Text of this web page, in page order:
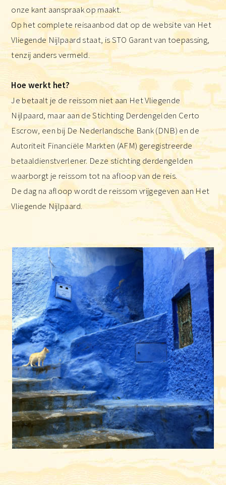
onze kant aanspraak op maakt.
Op het complete reisaanbod dat op de website van Het
Vliegende Nijlpaard staat, is STO Garant van toepassing,
tenzij anders vermeld.
Hoe werkt het?
Je betaalt je de reissom niet aan Het Vliegende
Nijlpaard, maar aan de Stichting Derdengelden Certo
Escrow, een bij De Nederlandsche Bank (DNB) en de
Autoriteit Financiële Markten (AFM) geregistreerde
betaaldienstverlener. Deze stichting derdengelden
waarborgt je reissom tot na afloop van de reis.
De dag na afloop wordt de reissom vrijgegeven aan Het
Vliegende Nijlpaard.